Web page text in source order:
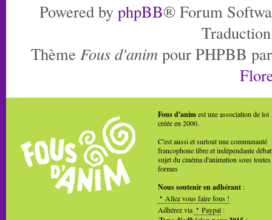
Powered by phpBB® Forum
Thème Fous d'anim pour PHPBB
Fous d'animest une association de loi
créée en 2000.
C'est aussi et surtout une communauté
francophone libre et indépendante
sujet du cinéma d'animation sous toutes
formes
Nous soutenir en adhérant :
Allez vous faire fous !
Adhérez via
Paypal :